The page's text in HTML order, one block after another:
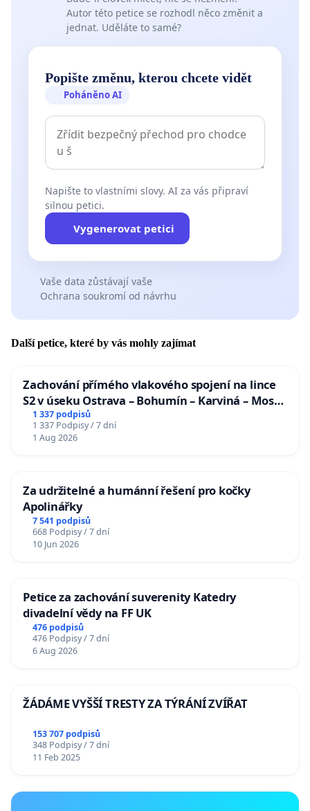
Autor této petice se rozhodl něco změnit a
jednat. Uděláte to samé?
Popište změnu, kterou chcete vidět
Poháněno AI
Napište to vlastními slovy. AI za vás připraví
silnou petici.
Vygenerovat petici
Vaše data zůstávají vaše
Ochrana soukromí od návrhu
Další petice, které by vás mohly zajímat
Zachování přímého vlakového spojení na lince
S2 v úseku Ostrava – Bohumín – Karviná – Mosty
u Jablunkova
1 337 podpisů
1 337 Podpisy / 7 dní
1 Aug 2026
Za udržitelné a humánní řešení pro kočky
Apolinářky
7 541 podpisů
668 Podpisy / 7 dní
10 Jun 2026
Petice za zachování suverenity Katedry
divadelní vědy na FF UK
476 podpisů
476 Podpisy / 7 dní
6 Aug 2026
ŽÁDÁME VYŠŠÍ TRESTY ZA TÝRÁNÍ ZVÍŘAT
153 707 podpisů
348 Podpisy / 7 dní
11 Feb 2025